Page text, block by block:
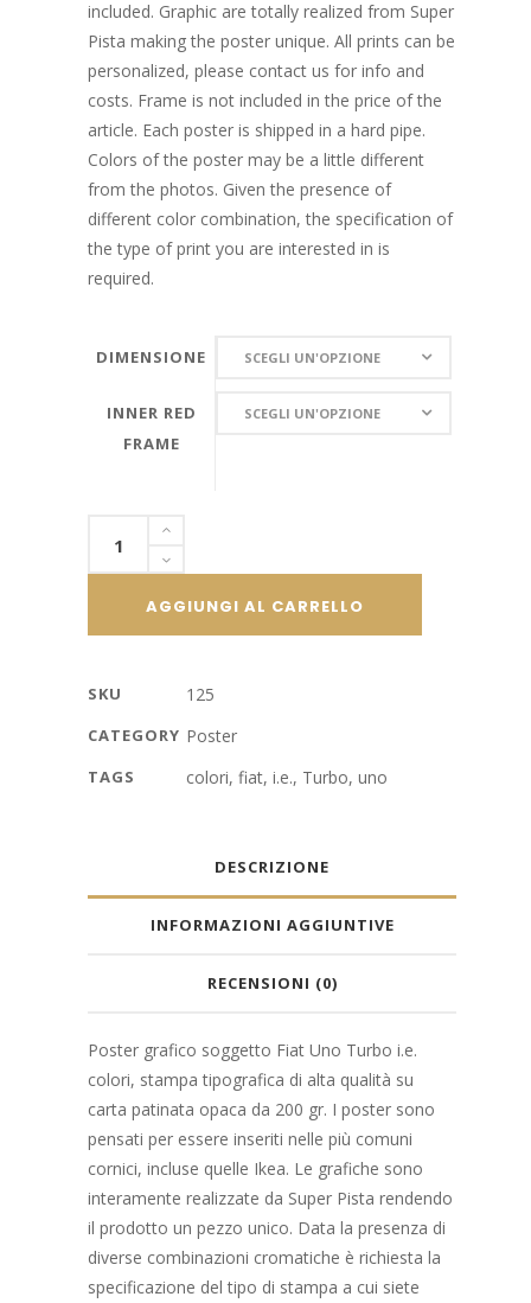
included. Graphic are totally realized from Super
Pista making the poster unique. All prints can be
personalized, please contact us for info and
costs. Frame is not included in the price of the
article. Each poster is shipped in a hard pipe.
Colors of the poster may be a little different
from the photos. Given the presence of
different color combination, the specification of
the type of print you are interested in is
required.
DIMENSIONE SCEGLI UN'OPZIONE
DIMENSIONE
INNER RED
FRAME
SCEGLI UN'OPZIONE
INNER
Uno
AGGIUNGI AL CARRELLO
SKU 125
CATEGORY Poster
TAGS colori, fiat, i.e., Turbo, uno
DESCRIZIONE
INFORMAZIONI AGGIUNTIVE
RECENSIONI (0)
Poster grafico soggetto Fiat Uno Turbo i.e.
colori, stampa tipografica di alta qualità su
carta patinata opaca da 200 gr. I poster sono
pensati per essere inseriti nelle più comuni
cornici, incluse quelle Ikea. Le grafiche sono
interamente realizzate da Super Pista rendendo
il prodotto un pezzo unico. Data la presenza di
diverse combinazioni cromatiche è richiesta la
specificazione del tipo di stampa a cui siete